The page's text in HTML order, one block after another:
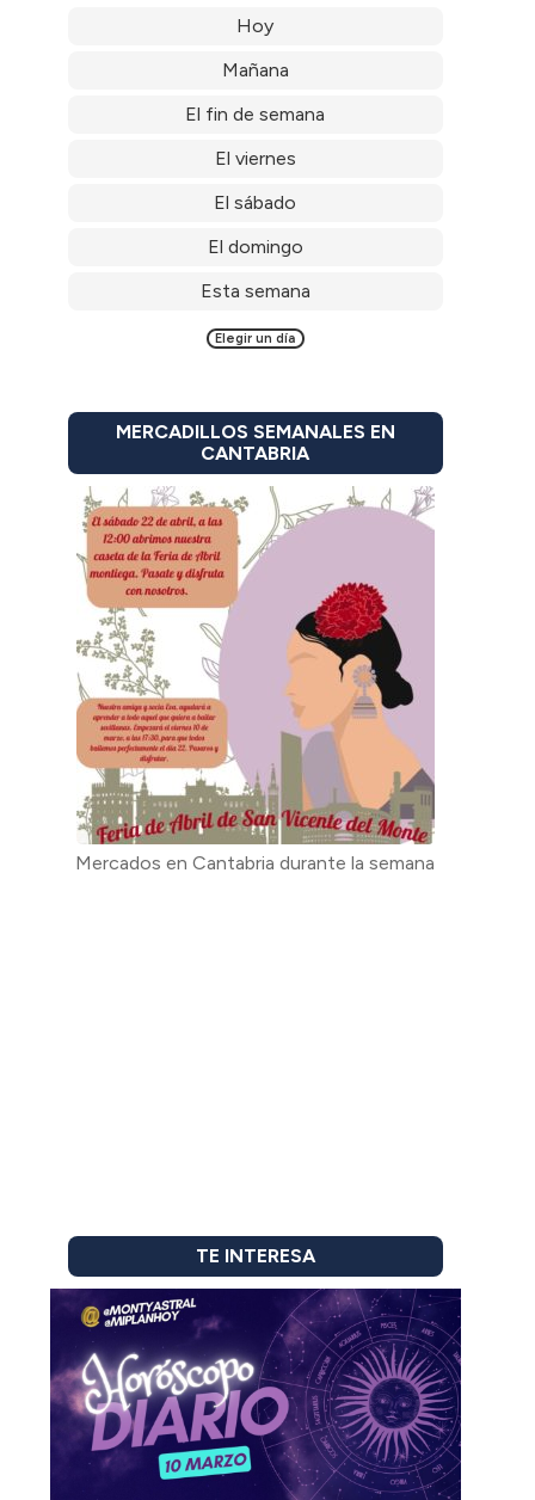
Hoy
Mañana
El fin de semana
El viernes
El sábado
El domingo
Esta semana
Elegir un día
MERCADILLOS SEMANALES EN
CANTABRIA
Mercados en Cantabria durante la semana
TE INTERESA